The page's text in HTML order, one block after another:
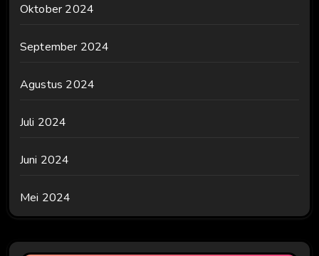
Oktober 2024
September 2024
Agustus 2024
Juli 2024
Juni 2024
Mei 2024